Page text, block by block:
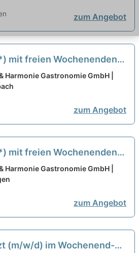
zum Angebot
mit freien Wochenenden
Harmonie Gastronomie GmbH |
zum Angebot
mit freien Wochenenden
Harmonie Gastronomie GmbH |
zum Angebot
(m/w/d) im Wochenend-